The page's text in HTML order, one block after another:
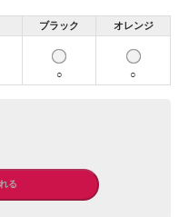
ブラック オレンジ
○ ○